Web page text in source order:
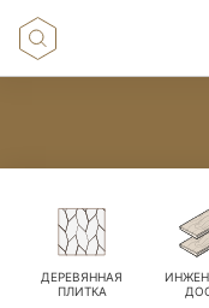
ДЕРЕВЯННАЯ
ПЛИТКА